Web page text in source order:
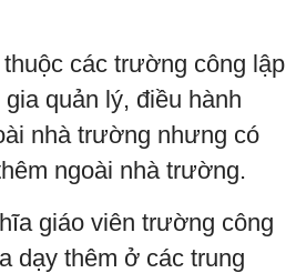
các trường công lập
quản lý, điều hành
nhà trường nhưng có
ngoài nhà trường.
giáo viên trường công
dạy thêm ở các trung